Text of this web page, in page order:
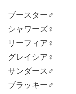
ブースター♂
シャワーズ♀
リーフィア♀
グレイシア♀
サンダース♂
ブラッキー♂